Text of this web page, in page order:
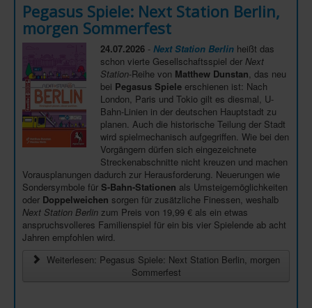
Branchen-/Wirtschaftsnews
Interviews
Crowdfunding
Veranstaltungen-Events
In eigener Sache-On our own behalf
Archivierte Meldungen-News archive
Pegasus Spiele: Next Station Berlin,
morgen Sommerfest
24.07.2026 - Next Station Berlin heißt das
schon vierte Gesellschaftsspiel der Next
Station-Reihe von Matthew Dunstan, das neu
bei Pegasus Spiele erschienen ist: Nach
London, Paris und Tokio gilt es diesmal, U-
Bahn-Linien in der deutschen Hauptstadt zu
planen. Auch die historische Teilung der Stadt
wird spielmechanisch aufgegriffen. Wie bei den
Vorgängern dürfen sich eingezeichnete
Streckenabschnitte nicht kreuzen und machen
Vorausplanungen dadurch zur Herausforderung. Neuerungen wie
Sondersymbole für S-Bahn-Stationen als Umsteigemöglichkeiten
oder Doppelweichen sorgen für zusätzliche Finessen, weshalb
Next Station Berlin zum Preis von 19,99 € als ein etwas
anspruchsvolleres Familienspiel für ein bis vier Spielende ab acht
Jahren empfohlen wird.
Weiterlesen: Pegasus Spiele: Next Station Berlin, morgen
Sommerfest